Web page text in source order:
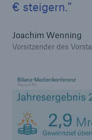
€ steigern.
Joachim Wenning
Vorsitzender des